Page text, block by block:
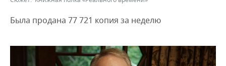
ДЕКЛАРАЦИИ О ДОХОДАХ
КОРОЛИ ГОСЗАКАЗА ПФО
ВУЗЫ ТАТАРСТАНА
НОВОСТИ ЭКОНОМИКИ
ФИНАНСЫ
БАНКИ
ПРОМЫШЛЕННОСТЬ
НОВОСТИ
АГРОПРОМ
НЕДВИЖИМОСТЬ
НОВОСТИ НЕДВИЖИМОСТИ
АВТО
Была продана 77 721 копия за неделю